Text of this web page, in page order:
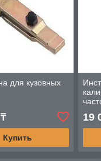
для кузовных
Купить
19